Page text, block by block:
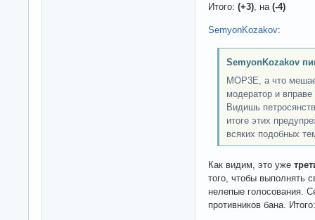
Итого: (+3) , на (-4)
SemyonKozakov:
SemyonKozakov
MOP3E, а что
модератор и
Видишь
итоге этих
всяких подобных
Как видим, это уже
того, чтобы выполнять
нелепые голосования.
противников бана.